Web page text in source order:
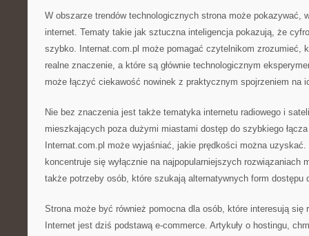
W obszarze trendów technologicznych strona może pokazywać,
internet. Tematy takie jak sztuczna inteligencja pokazują, że
szybko. Internat.com.pl może pomagać czytelnikom zrozumieć,
realne znaczenie, a które są głównie technologicznym
może łączyć ciekawość nowinek z praktycznym spojrzeniem na
Nie bez znaczenia jest także tematyka internetu radiowego i
mieszkających poza dużymi miastami dostęp do szybkiego
Internat.com.pl może wyjaśniać, jakie prędkości można
koncentruje się wyłącznie na najpopularniejszych rozwiązaniach
także potrzeby osób, które szukają alternatywnych form dostępu
Strona może być również pomocna dla osób, które interesują się
Internet jest dziś podstawą e-commerce. Artykuły o hostingu,